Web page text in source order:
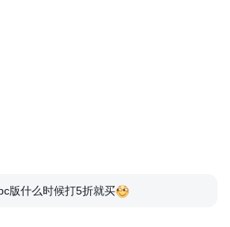
版什么时候打5折就买